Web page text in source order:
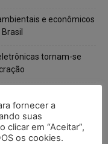
e econômicos
tornam-se
fornecer a
suas
clicar em “Aceitar”,
os cookies.